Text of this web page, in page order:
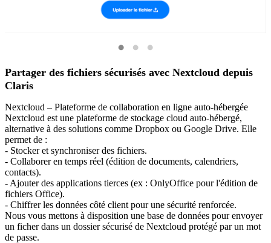
Partager des fichiers sécurisés avec Nextcloud depuis
Claris
Nextcloud – Plateforme de collaboration en ligne auto-hébergée
Nextcloud est une plateforme de stockage cloud auto-hébergé,
alternative à des solutions comme Dropbox ou Google Drive. Elle
permet de :
- Stocker et synchroniser des fichiers.
- Collaborer en temps réel (édition de documents, calendriers,
contacts).
- Ajouter des applications tierces (ex : OnlyOffice pour l'édition de
fichiers Office).
- Chiffrer les données côté client pour une sécurité renforcée.
Nous vous mettons à disposition une base de données pour envoyer
un ficher dans un dossier sécurisé de Nextcloud protégé par un mot
de passe.